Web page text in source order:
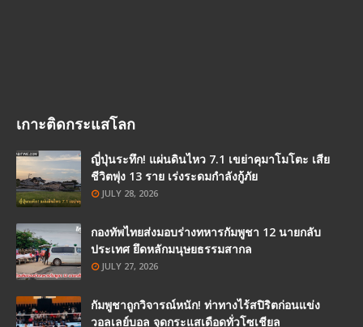
เกาะติดกระแสโลก
ญี่ปุ่นระทึก! แผ่นดินไหว 7.1 เขย่าคุมาโมโตะ เสีย
ชีวิตพุ่ง 13 ราย เร่งระดมกำลังกู้ภัย
JULY 28, 2026
กองทัพไทยส่งมอบร่างทหารกัมพูชา 12 นายกลับ
ประเทศ ยึดหลักมนุษยธรรมสากล
JULY 27, 2026
กัมพูชาถูกวิจารณ์หนัก! ท่าทางไร้สปิริตก่อนแข่ง
วอลเลย์บอล จุดกระแสเดือดทั่วโซเชียล